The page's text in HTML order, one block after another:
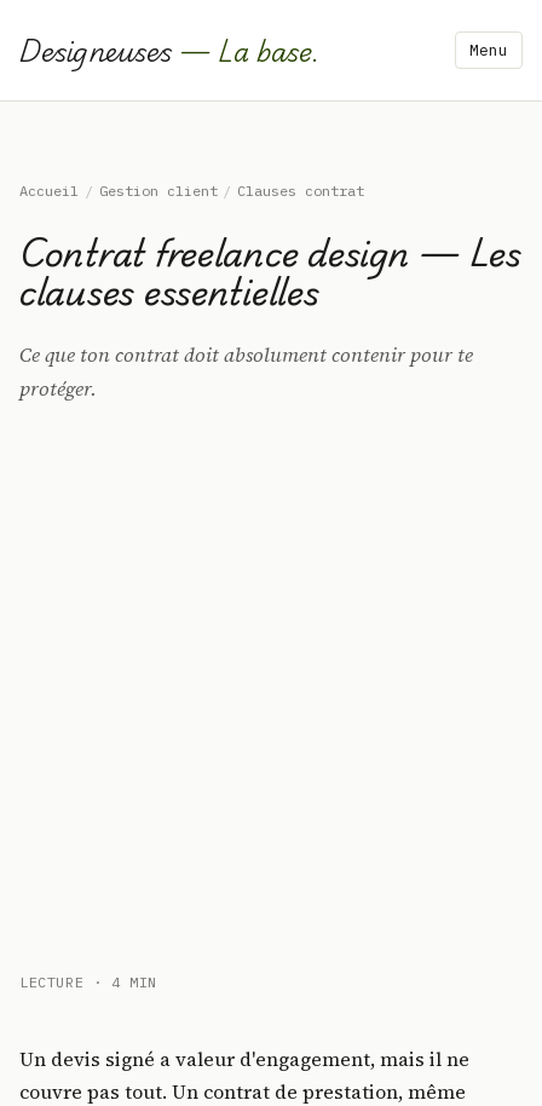
Designeuses — La base. Menu
Accueil / Gestion client / Clauses contrat
Contrat freelance design — Les
clauses essentielles
Ce que ton contrat doit absolument contenir pour te
protéger.
LECTURE · 4 MIN
Un devis signé a valeur d'engagement, mais il ne
couvre pas tout. Un contrat de prestation, même